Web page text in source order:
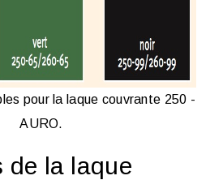
pour la laque couvrante 250 -
AURO.
de la laque